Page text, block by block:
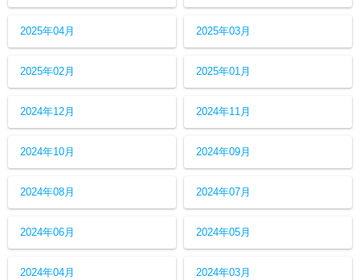
2025年04月 2025年03月
2025年02月 2025年01月
2024年12月 2024年11月
2024年10月 2024年09月
2024年08月 2024年07月
2024年06月 2024年05月
2024年04月 2024年03月